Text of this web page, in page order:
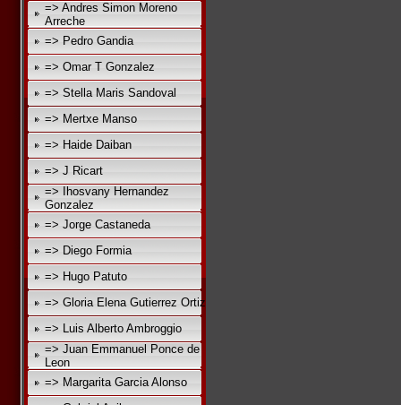
=> Andres Simon Moreno
Arreche
=> Pedro Gandia
=> Omar T Gonzalez
=> Stella Maris Sandoval
=> Mertxe Manso
=> Haide Daiban
=> J Ricart
=> Ihosvany Hernandez
Gonzalez
=> Jorge Castaneda
=> Diego Formia
=> Hugo Patuto
=> Gloria Elena Gutierrez Ortiz
=> Luis Alberto Ambroggio
=> Juan Emmanuel Ponce de
Leon
=> Margarita Garcia Alonso